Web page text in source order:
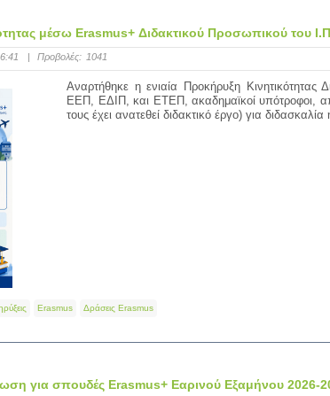
μέσω Erasmus+ Διδακτικού Προσωπικού του
Προβολές: 1041
Αναρτήθηκε η ενιαία Προκήρυξη
ΕΕΠ, ΕΔΙΠ, και ΕΤΕΠ, ακαδημαϊκοί υπότροφοι,
τους έχει ανατεθεί διδακτικό έργο) για
Erasmus Δράσεις Erasmus
για σπουδές Erasmus+ Εαρινού Εξαμήνου